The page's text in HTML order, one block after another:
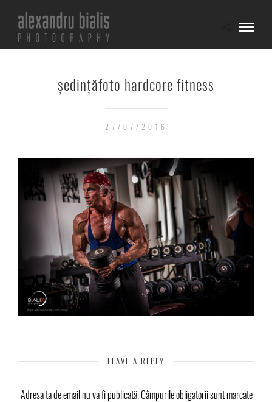
ședințăfoto hardcore fitness
27/07/2016
LEAVE A REPLY
Adresa ta de email nu va fi publicată.Câmpurile obligatorii sunt marcate